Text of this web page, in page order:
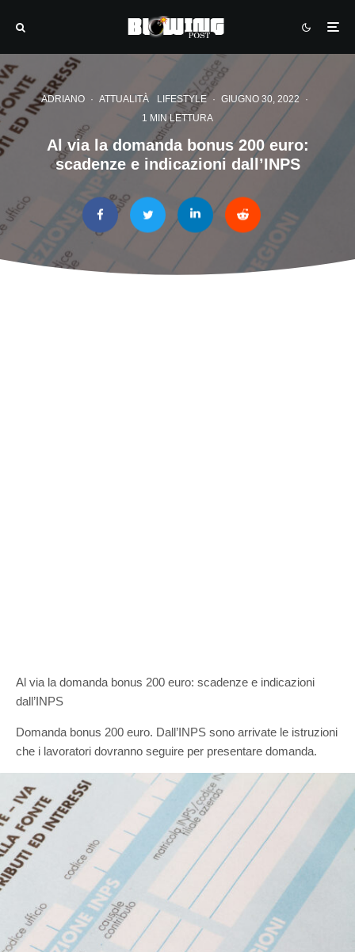
ADRIANO · ATTUALITÀ LIFESTYLE · GIUGNO 30, 2022 ·
1 MIN LETTURA
Al via la domanda bonus 200 euro:
scadenze e indicazioni dall’INPS
Al via la domanda bonus 200 euro: scadenze e indicazioni
dall’INPS
Domanda bonus 200 euro. Dall’INPS sono arrivate le istruzioni
che i lavoratori dovranno seguire per presentare domanda.